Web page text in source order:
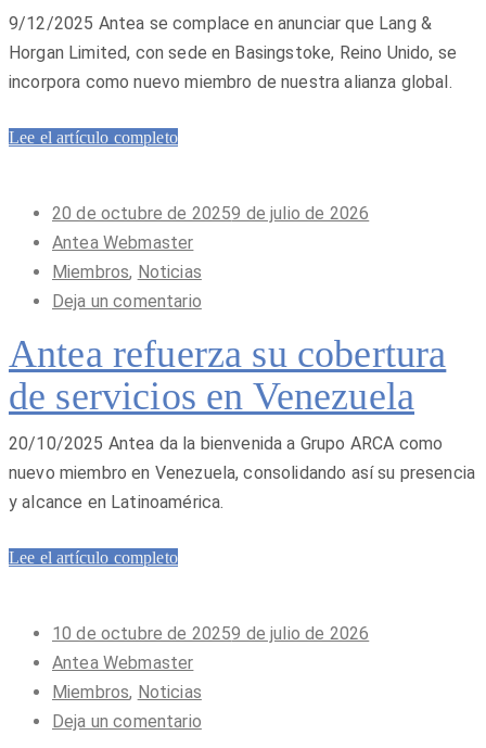
9/12/2025 Antea se complace en anunciar que Lang &
Horgan Limited, con sede en Basingstoke, Reino Unido, se
incorpora como nuevo miembro de nuestra alianza global.
Lee el artículo completo
Publicado
en
20 de octubre de 20259 de julio de 2026
Antea Webmaster
Miembros, Noticias
Deja un comentario
Antea refuerza su cobertura
de servicios en Venezuela
20/10/2025 Antea da la bienvenida a Grupo ARCA como
nuevo miembro en Venezuela, consolidando así su presencia
y alcance en Latinoamérica.
Lee el artículo completo
Publicado
en
10 de octubre de 20259 de julio de 2026
Antea Webmaster
Miembros, Noticias
Deja un comentario